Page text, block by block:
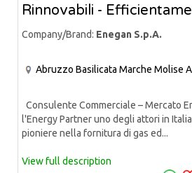
Rinnovabili -
Company/Brand: Enegan S.p.A.
Abruzzo Basilicata Marche Molise
Consulente Commerciale – Mercato
l'Energy Partner uno degli attori in
pioniere nella fornitura di gas ed...
View full description